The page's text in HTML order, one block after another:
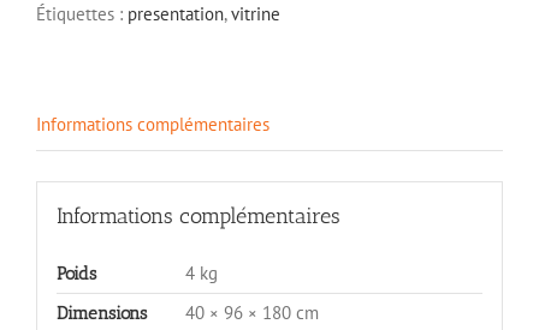
Étiquettes : presentation,vitrine
Informations complémentaires
Informations complémentaires
Poids 4 kg
Dimensions 40 × 96 × 180 cm